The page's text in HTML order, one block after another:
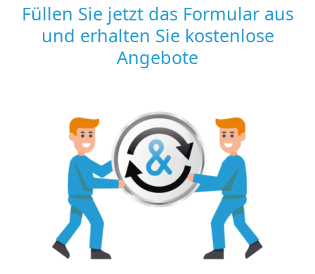
Füllen Sie jetzt das Formular aus
und erhalten Sie kostenlose
Angebote